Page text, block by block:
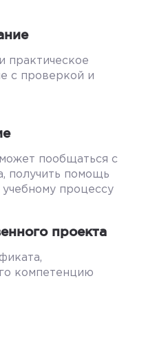
практическое
с проверкой и
пообщаться с
получить помощь
процессу
проекта
компетенцию